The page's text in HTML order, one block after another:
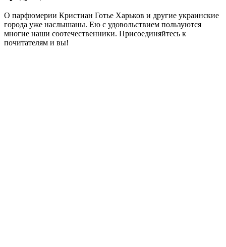
О парфюмерии Кристиан Готье Харьков и другие украинские
города уже наслышаны. Ею с удовольствием пользуются
многие наши соотечественники. Присоединяйтесь к
почитателям и вы!